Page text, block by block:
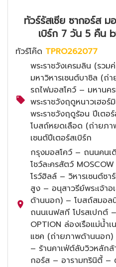
ทัวร์รัสเซีย ซากอร์ส ม
เบิร์ก 7 วัน 5 คืน
ทัวร์โค๊ด TPRO262077
พระราชวังเครมลิน (รว
มหาวิหารเซนต์บาซิล (
รถไฟมอสโคว์ – มหานค
พระราชวังฤดูหนาวเฮอร์
พระราชวังฤดูร้อน ปีเตอ
โบสถ์หยดเลือด (ถ่ายภ
เซนต์ปีเตอร์สเบิร์ก
กรุงมอสโคว์ – ถนนคนเ
โชว์ละครสัตว์
โรว์ฮิลล์ – วิหารเซนต์ซา
สูง – อนุสาวรีย์พระเจ้า
ด้านนอก) – โบสถ์สมอ
ถนนเนฟสกี โปรสเปกต์
OPTION ล่องเรือแม่น้ำ
แซค (ถ่ายภาพด้านนอก
– ร้านคาเฟ่ต์ลับวิวหลัก
กอร์ส – อารามทรินิตี้ –